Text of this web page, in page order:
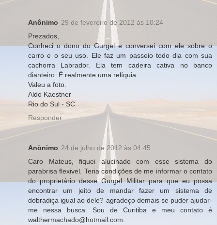
Anônimo 29 de fevereiro de 2012 às 10:24
Prezados,
Conheci o dono do Gurgel e conversei com ele sobre o
carro e o seu uso. Ele faz um passeio todo dia com sua
cachorra Labrador. Ela tem cadeira cativa no banco
dianteiro. É realmente uma relíquia.
Valeu a foto.
Aldo Kaestner
Rio do Sul - SC
Responder
Anônimo 24 de julho de 2012 às 04:45
Caro Mateus, fiquei alucinado com esse sistema do
parabrisa flexivel. Teria condições de me informar o contato
do proprietário desse Gurgel Militar para que eu possa
encontrar um jeito de mandar fazer um sistema de
dobradiça igual ao dele? agradeço demais se puder ajudar-
me nessa busca. Sou de Curitiba e meu contato é
walthermachado@hotmail.com.